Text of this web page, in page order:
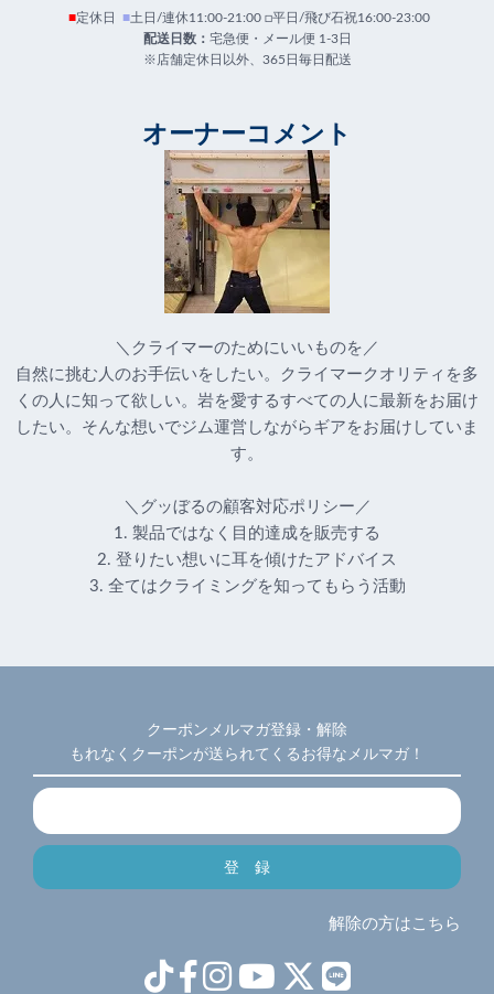
■定休日 ■土日/連休11:00-21:00 □平日/飛び石祝16:00-23:00
配送日数： 宅急便・メール便 1-3日
※店舗定休日以外、365日毎日配送
オーナーコメント
＼クライマーのためにいいものを／
自然に挑む人のお手伝いをしたい。クライマークオリティを多
くの人に知って欲しい。岩を愛するすべての人に最新をお届け
したい。そんな想いでジム運営しながらギアをお届けしていま
す。
＼グッぼるの顧客対応ポリシー／
1. 製品ではなく目的達成を販売する
2. 登りたい想いに耳を傾けたアドバイス
3. 全てはクライミングを知ってもらう活動
クーポンメルマガ登録・解除
もれなくクーポンが送られてくるお得なメルマガ！
解除の方はこちら